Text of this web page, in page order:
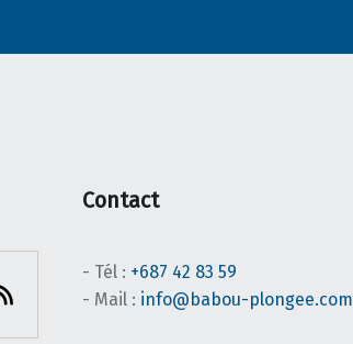
Contact
- Tél : +687 42 83 59
- Mail : info@babou-plongee.com